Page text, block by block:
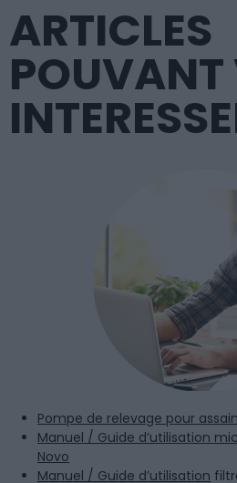
ARTICLES
POUVANT
Pompe de relevage pour
Manuel / Guide d’utilisation
Novo
Manuel / Guide d’utilisation